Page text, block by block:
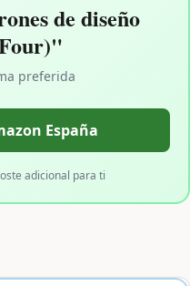
de diseño
preferida
España
adicional para ti